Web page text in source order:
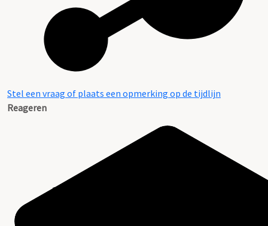
Stel een vraag of plaats een opmerking op de tijdlijn
Reageren